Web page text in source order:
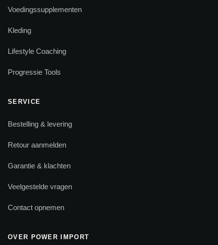
Voedingssupplementen
Kleding
Lifestyle Coaching
Progressie Tools
SERVICE
Bestelling & levering
Retour aanmelden
Garantie & klachten
Veelgestelde vragen
Contact opnemen
OVER POWER IMPORT